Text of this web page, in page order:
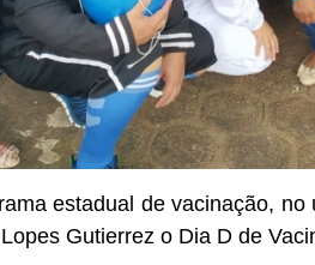
estadual de vacinação,
Gutierrez o Dia D de